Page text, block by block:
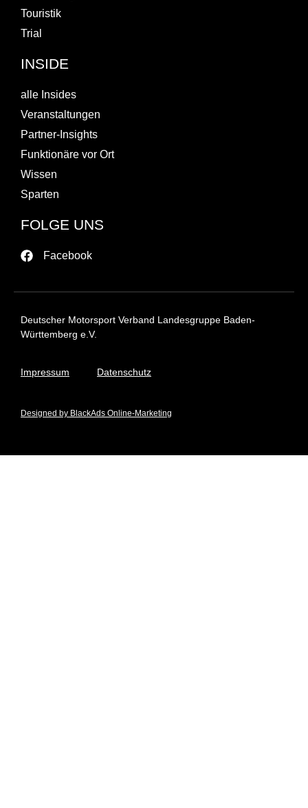
Touristik
Trial
INSIDE
alle Insides
Veranstaltungen
Partner-Insights
Funktionäre vor Ort
Wissen
Sparten
FOLGE UNS
Facebook
Deutscher Motorsport Verband Landesgruppe Baden-
Württemberg e.V.
Impressum Datenschutz
Designed by BlackAds Online-Marketing